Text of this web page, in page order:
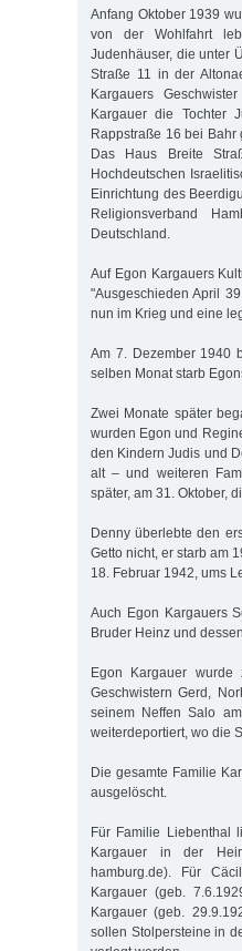
Anfang Oktober 1939
von der Wohlfahrt
Judenhäuser, die unter
Straße 11 in der
Kargauers
Kargauer die Tochter
Rappstraße 16 bei Bahr
Das Haus Breite
Hochdeutschen
Einrichtung des
Religionsverband
Deutschland.
Auf Egon Kargauers
"Ausgeschieden April
nun im Krieg und eine
Am 7. Dezember 1940
selben Monat starb
Zwei Monate später
wurden Egon und
den Kindern Judis und
alt – und weiteren
später, am 31. Oktober,
Denny überlebte den
Getto nicht, er starb am
18. Februar 1942, ums
Auch Egon Kargauers
Bruder Heinz und
Egon Kargauer wurde
Geschwistern Gerd,
seinem Neffen Salo
weiterdeportiert, wo die
Die gesamte Familie
ausgelöscht.
Für Familie Liebenthal
Kargauer in der
hamburg.de). Für
Kargauer (geb.
Kargauer (geb.
sollen Stolpersteine in